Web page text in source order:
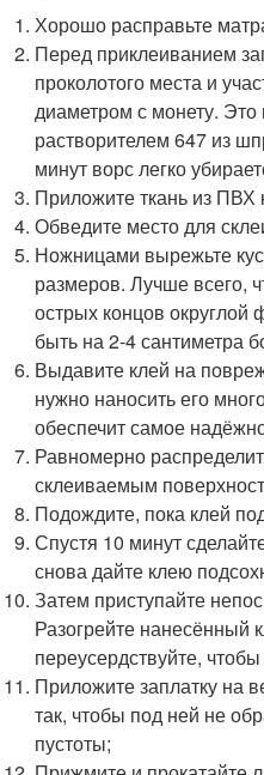
Хорошо расправьте
Перед приклеиванием
проколотого места и
диаметром с монету.
растворителем 647 из
минут ворс легко
Приложите ткань из ПВХ
Обведите место для
Ножницами вырежьте
размеров. Лучше всего,
острых концов
быть на 2-4 сантиметра
Выдавите клей на
нужно наносить его
обеспечит самое
Равномерно
склеиваемым
Подождите, пока клей
Спустя 10 минут
снова дайте клею
Затем приступайте
Разогрейте нанесённый
переусердствуйте,
Приложите заплатку на
так, чтобы под ней не
пустоты;